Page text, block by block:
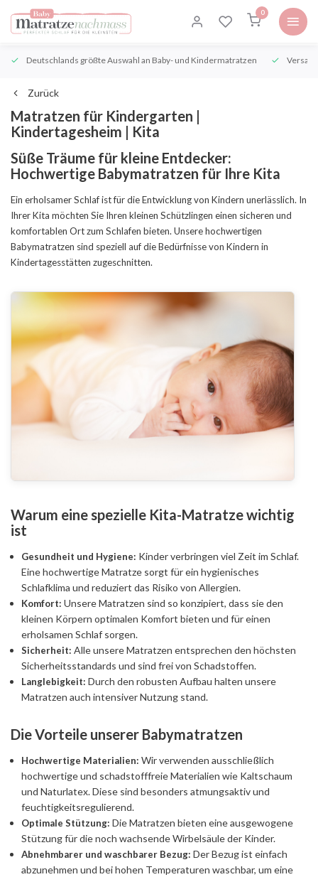
0
Deutschlands größte Auswahl an Baby- und Kindermatratzen
Zurück
Matratzen für Kindergarten |
Kindertagesheim | Kita
Süße Träume für kleine Entdecker:
Hochwertige Babymatratzen für Ihre Kita
Ein erholsamer Schlaf ist für die Entwicklung von Kindern unerlässlich. In
Ihrer Kita möchten Sie Ihren kleinen Schützlingen einen sicheren und
komfortablen Ort zum Schlafen bieten. Unsere hochwertigen
Babymatratzen sind speziell auf die Bedürfnisse von Kindern in
Kindertagesstätten zugeschnitten.
Warum eine spezielle Kita-Matratze wichtig
ist
Gesundheit und Hygiene: Kinder verbringen viel Zeit im Schlaf.
Eine hochwertige Matratze sorgt für ein hygienisches
Schlafklima und reduziert das Risiko von Allergien.
Komfort: Unsere Matratzen sind so konzipiert, dass sie den
kleinen Körpern optimalen Komfort bieten und für einen
erholsamen Schlaf sorgen.
Sicherheit: Alle unsere Matratzen entsprechen den höchsten
Sicherheitsstandards und sind frei von Schadstoffen.
Langlebigkeit: Durch den robusten Aufbau halten unsere
Matratzen auch intensiver Nutzung stand.
Die Vorteile unserer Babymatratzen
Hochwertige Materialien: Wir verwenden ausschließlich
hochwertige und schadstofffreie Materialien wie Kaltschaum
und Naturlatex. Diese sind besonders atmungsaktiv und
feuchtigkeitsregulierend.
Optimale Stützung: Die Matratzen bieten eine ausgewogene
Stützung für die noch wachsende Wirbelsäule der Kinder.
Abnehmbarer und waschbarer Bezug: Der Bezug ist einfach
abzunehmen und bei hohen Temperaturen waschbar, um eine